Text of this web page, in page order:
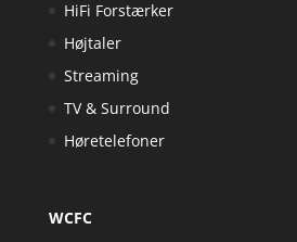
HiFi Forstærker
Højtaler
Streaming
TV & Surround
Høretelefoner
WCFC